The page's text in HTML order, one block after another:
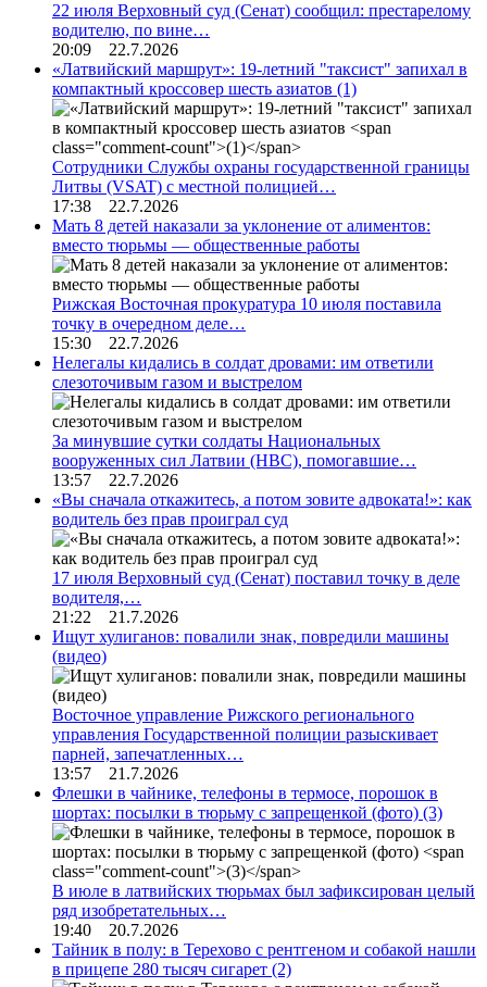
22 июля Верховный суд (Сенат) сообщил: престарелому
водителю, по вине…
20:09 22.7.2026
«Латвийский маршрут»: 19-летний "таксист" запихал в
компактный кроссовер шесть азиатов (1)
Сотрудники Службы охраны государственной границы
Литвы (VSAT) с местной полицией…
17:38 22.7.2026
Мать 8 детей наказали за уклонение от алиментов:
вместо тюрьмы — общественные работы
Рижская Восточная прокуратура 10 июля поставила
точку в очередном деле…
15:30 22.7.2026
Нелегалы кидались в солдат дровами: им ответили
слезоточивым газом и выстрелом
За минувшие сутки солдаты Национальных
вооруженных сил Латвии (НВС), помогавшие…
13:57 22.7.2026
«Вы сначала откажитесь, а потом зовите адвоката!»: как
водитель без прав проиграл суд
17 июля Верховный суд (Сенат) поставил точку в деле
водителя,…
21:22 21.7.2026
Ищут хулиганов: повалили знак, повредили машины
(видео)
Восточное управление Рижского регионального
управления Государственной полиции разыскивает
парней, запечатленных…
13:57 21.7.2026
Флешки в чайнике, телефоны в термосе, порошок в
шортах: посылки в тюрьму с запрещенкой (фото) (3)
В июле в латвийских тюрьмах был зафиксирован целый
ряд изобретательных…
19:40 20.7.2026
Тайник в полу: в Терехово с рентгеном и собакой нашли
в прицепе 280 тысяч сигарет (2)